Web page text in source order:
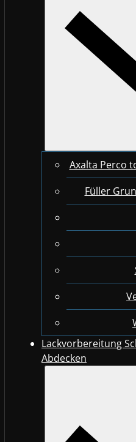
Axalta Perco
Füller
Lackvorbereitung
Abdecken